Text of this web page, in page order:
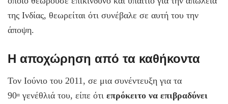
της Ινδίας, θεωρείται ότι συνέβαλε σε αυτή του την
άποψη.
Η αποχώρηση από τα καθήκοντα
Τον Ιούνιο του 2011, σε μια συνέντευξη για τα
90α γενέθλιά του, είπε ότι επρόκειτο να επιβραδύνει